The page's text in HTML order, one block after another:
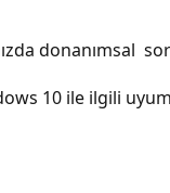
donanımsal
10 ile ilgili